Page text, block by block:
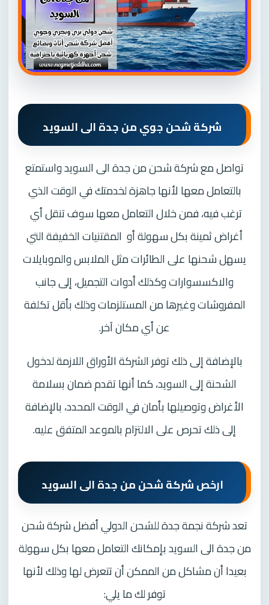
شركة شحن جوي من جدة الى السويد
تواصل مع شركة شحن من جدة الى السويد واستمتع
بالتعامل معها لأنها جاهزة لخدمتك في الوقت الذي
ترغب فيه، فمن خلال التعامل معها سوف تنقل أي
أغراض ثمينة بكل سهولة أو المقتنيات الخفيفة التي
يسهل شحنها على الطائرات مثل الملابس والموبايلات
والاكسسوارات وكذلك أدوات التجميل، إلى جانب
المفروشات وغيرها من المستلزمات وذلك بأقل تكلفة
عن أي مكان آخر.
بالإضافة إلى ذلك توفر الشركة الأوراق اللازمة لدخول
الشحنة إلى السويد، كما أنها تقدم ضمان بسلامة
الأغراض وتوصيلها بأمان في الوقت المحدد، بالإضافة
إلى ذلك تحرص على الالتزام بالموعد المتفق عليه.
ارخص شركة شحن من جدة الى السويد
تعد شركة نجمة جدة للشحن الدولي أفضل شركة شحن
من جدة الى السويد بإمكانك التعامل معها بكل سهولة
بعيدا أن مشاكل من الممكن أن تتعرض لها وذلك لأنها
توفر لك ما يلي: